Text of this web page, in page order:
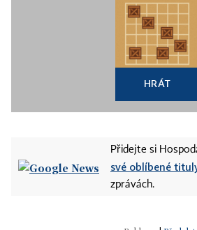
HRÁT
Přidejte si
své oblíbené
zprávách.